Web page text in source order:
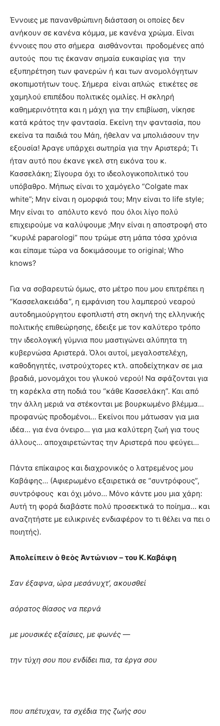
Έννοιες με πανανθρώπινη διάσταση οι οποίες δεν
ανήκουν σε κανένα κόμμα, με κανένα χρώμα. Είναι
έννοιες που στο σήμερα αισθάνονται προδομένες από
αυτούς που τις έκαναν σημαία ευκαιρίας για την
εξυπηρέτηση των φανερών ή και των ανομολόγητων
σκοπιμοτήτων τους. Σήμερα είναι απλώς ετικέτες σε
χαμηλού επιπέδου πολιτικές ομιλίες. Η σκληρή
καθημερινότητα και η μάχη για την επιβίωση, νίκησε
κατά κράτος την φαντασία. Εκείνη την φαντασία, που
εκείνα τα παιδιά του Μάη, ήθελαν να μπολιάσουν την
εξουσία! Άραγε υπάρχει σωτηρία για την Αριστερά; Τι
ήταν αυτό που έκανε γκελ στη εικόνα του κ.
Κασσελάκη; Σίγουρα όχι το ιδεολογικοπολιτικό του
υπόβαθρο. Μήπως είναι το χαμόγελο “Colgate max
white”; Μην είναι η ομορφιά του; Μην είναι το life style;
Μην είναι το απόλυτο κενό που όλοι λίγο πολύ
επιχειρούμε να καλύψουμε ;Μην είναι η αποστροφή στο
“κυριλέ paparologi” που τρώμε στη μάπα τόσα χρόνια
και είπαμε τώρα να δοκιμάσουμε το original; Who
knows?
Για να σοβαρευτώ όμως, στο μέτρο που μου επιτρέπει η
“Κασσελακειάδα”, η εμφάνιση του λαμπερού νεαρού
αυτοδημιούργητου εφοπλιστή στη σκηνή της ελληνικής
πολιτικής επιθεώρησης, έδειξε με τον καλύτερο τρόπο
την ιδεολογική γύμνια που μαστιγώνει αλύπητα τη
κυβερνώσα Αριστερά. Όλοι αυτοί, μεγαλοστελέχη,
καθοδηγητές, ινστρούχτορες κτλ. αποδείχτηκαν σε μια
βραδιά, μονομάχοι του γλυκού νερού! Να σφάζονται για
τη καρέκλα στη ποδιά του “κάθε Κασσελάκη”. Και από
την άλλη μεριά να στέκονται με βουρκωμένο βλέμμα…
προφανώς προδομένοι… Εκείνοι που μάτωσαν για μια
ιδέα… για ένα όνειρο… για μια καλύτερη ζωή για τους
άλλους… αποχαιρετώντας την Αριστερά που φεύγει…
Πάντα επίκαιρος και διαχρονικός ο λατρεμένος μου
Καβάφης… (Αφιερωμένο εξαιρετικά σε “συντρόφους”,
συντρόφους και όχι μόνο… Μόνο κάντε μου μια χάρη:
Αυτή τη φορά διαβάστε πολύ προσεκτικά το ποίημα… και
αναζητήστε με ειλικρινές ενδιαφέρον το τι θέλει να πει ο
ποιητής).
Ἀπολείπειν ὁ θεὸς Ἀντώνιον – του Κ. Καβάφη
Σαν έξαφνα, ώρα μεσάνυχτ’, ακουσθεί
αόρατος θίασος να περνά
με μουσικές εξαίσιες, με φωνές —
την τύχη σου που ενδίδει πια, τα έργα σου
που απέτυχαν, τα σχέδια της ζωής σου